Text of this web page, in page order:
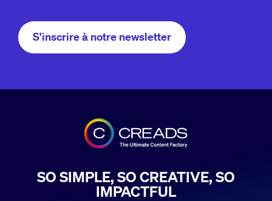
S'inscrire à notre newsletter
SO SIMPLE, SO CREATIVE, SO
IMPACTFUL